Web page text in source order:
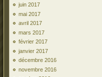
juin 2017
mai 2017
avril 2017
mars 2017
février 2017
janvier 2017
décembre 2016
novembre 2016